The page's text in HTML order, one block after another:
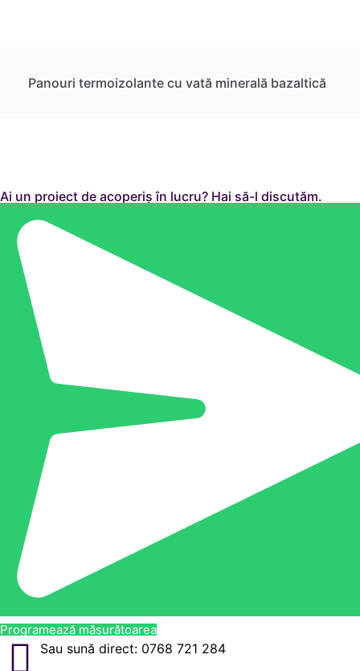
Panouri termoizolante cu vată minerală bazaltică
Ai un proiect de acoperiș în lucru? Hai să-l discutăm.
Programează măsurătoarea
Sau sună direct: 0768 721 284